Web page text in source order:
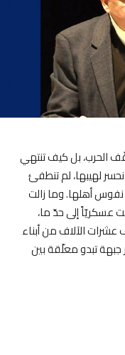
الحرب، بل كيف تنتهي
لهيبها، لم تنطفئ
نفوس أهلها. وما زالت
إلى حدّ ما،
عشرات الآلاف من أبناء
جبهة تبدو معلّقة بين